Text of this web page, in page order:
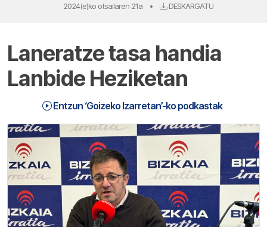
2024(e)ko otsailaren 21a • DESKARGATU
Laneratze tasa handia
Lanbide Heziketan
Entzun ‘Goizeko Izarretan’-ko podkastak